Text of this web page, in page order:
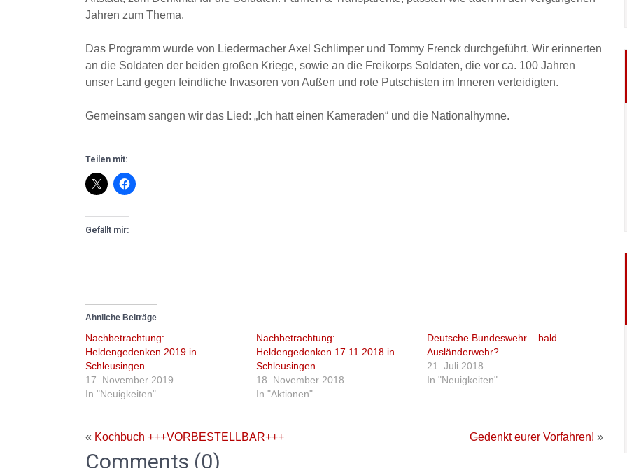
Jahren zum Thema.
Das Programm wurde von Liedermacher Axel Schlimper und Tommy Frenck durchgeführt. Wir erinnerten
an die Soldaten der beiden großen Kriege, sowie an die Freikorps Soldaten, die vor ca. 100 Jahren
unser Land gegen feindliche Invasoren von Außen und rote Putschisten im Inneren verteidigten.
Gemeinsam sangen wir das Lied: „Ich hatt einen Kameraden“ und die Nationalhymne.
Teilen mit:
Gefällt mir:
Ähnliche Beiträge
Nachbetrachtung:
Heldengedenken 2019 in
Schleusingen
17. November 2019
In "Neuigkeiten"
Nachbetrachtung:
Heldengedenken 17.11.2018 in
Schleusingen
18. November 2018
In "Aktionen"
Deutsche Bundeswehr – bald
Ausländerwehr?
21. Juli 2018
In "Neuigkeiten"
« Kochbuch +++VORBESTELLBAR+++ Gedenkt eurer Vorfahren! »
Comments (0)